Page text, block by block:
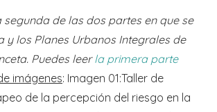
segunda de las dos partes en que se
y los Planes Urbanos Integrales de
Puedes leerla primera parte
imágenes: Imagen 01:Taller de
de la percepción del riesgo en la